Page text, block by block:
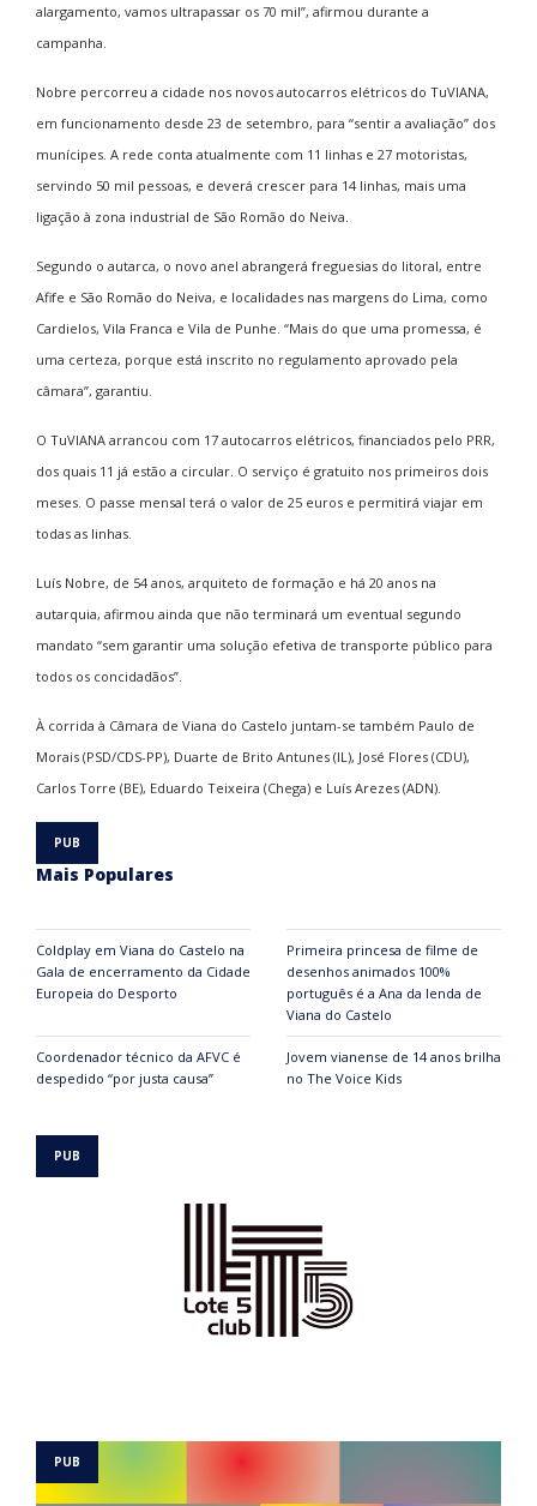
alargamento, vamos ultrapassar os 70 mil”, afirmou durante a
campanha.
Nobre percorreu a cidade nos novos autocarros elétricos do TuVIANA,
em funcionamento desde 23 de setembro, para “sentir a avaliação” dos
munícipes. A rede conta atualmente com 11 linhas e 27 motoristas,
servindo 50 mil pessoas, e deverá crescer para 14 linhas, mais uma
ligação à zona industrial de São Romão do Neiva.
Segundo o autarca, o novo anel abrangerá freguesias do litoral, entre
Afife e São Romão do Neiva, e localidades nas margens do Lima, como
Cardielos, Vila Franca e Vila de Punhe. “Mais do que uma promessa, é
uma certeza, porque está inscrito no regulamento aprovado pela
câmara”, garantiu.
O TuVIANA arrancou com 17 autocarros elétricos, financiados pelo PRR,
dos quais 11 já estão a circular. O serviço é gratuito nos primeiros dois
meses. O passe mensal terá o valor de 25 euros e permitirá viajar em
todas as linhas.
Luís Nobre, de 54 anos, arquiteto de formação e há 20 anos na
autarquia, afirmou ainda que não terminará um eventual segundo
mandato “sem garantir uma solução efetiva de transporte público para
todos os concidadãos”.
À corrida à Câmara de Viana do Castelo juntam-se também Paulo de
Morais (PSD/CDS-PP), Duarte de Brito Antunes (IL), José Flores (CDU),
Carlos Torre (BE), Eduardo Teixeira (Chega) e Luís Arezes (ADN).
Mais Populares
Coldplay em Viana do Castelo na
Gala de encerramento da Cidade
Europeia do Desporto
Primeira princesa de filme de
desenhos animados 100%
português é a Ana da lenda de
Viana do Castelo
Coordenador técnico da AFVC é
despedido “por justa causa”
Jovem vianense de 14 anos brilha
no The Voice Kids